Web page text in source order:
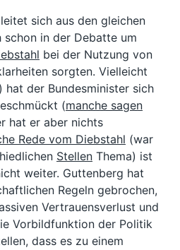
sich aus den gleichen
schon in der Debatte um
bei der Nutzung von
sorgten. Vielleicht
hat der Bundesminister sich
(manche sagen
hat er aber nichts
Rede vom Diebstahl (war
Stellen Thema) ist
weiter. Guttenberg hat
Regeln gebrochen,
Vertrauensverlust und
Vorbildfunktion der Politik
dass es zu einem